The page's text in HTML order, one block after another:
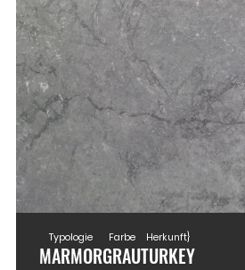
Typologie
MARMOR
Farbe
GRAU
Herkunft}
TURKEY